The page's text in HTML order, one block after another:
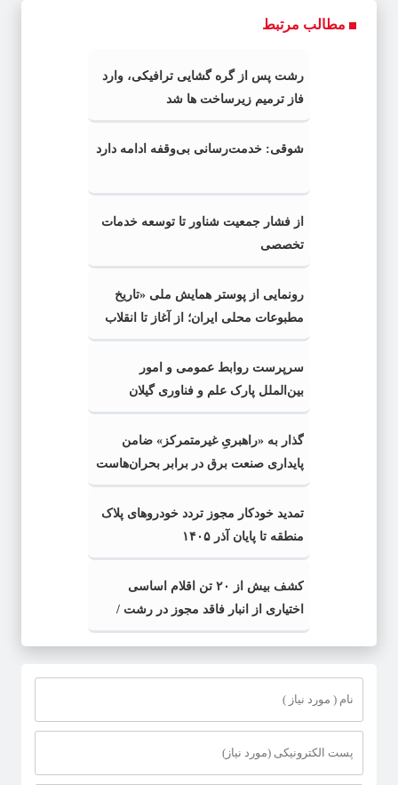
مطالب مرتبط
رشت پس از گره گشایی ترافیکی، وارد
فاز ترمیم زیرساخت ها شد
شوقی: خدمت‌رسانی بی‌وقفه ادامه دارد
از فشار جمعیت شناور تا توسعه خدمات
تخصصی
رونمایی از پوستر همایش ملی «تاریخ
مطبوعات محلی ایران؛ از آغاز تا انقلاب
اسلامی» در گیلان
سرپرست روابط عمومی و امور
بین‌الملل پارک علم و فناوری گیلان
منصوب شد
گذار به «راهبریِ غیرمتمرکز» ضامن
پایداری صنعت برق در برابر بحران‌هاست
تمدید خودکار مجوز تردد خودروهای پلاک
منطقه تا پایان آذر ۱۴۰۵
کشف بیش از ۲۰ تن اقلام اساسی
اختیاری از انبار فاقد مجوز در رشت /
کشف بیش از ۲ تن اقلام تاریخ مصرف